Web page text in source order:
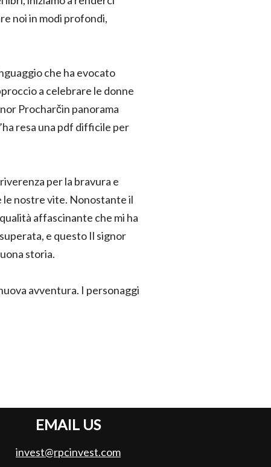
noi in modi profondi,
che ha evocato
a celebrare le donne
Procharčin panorama
resa una pdf difficile per
per la bravura e
le nostre vite. Nonostante il
affascinante che mi ha
e questo Il signor
storia.
avventura. I personaggi
EMAIL US
invest@rpcinvest.com